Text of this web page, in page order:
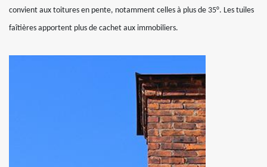
convient aux toitures en pente, notamment celles à plus de 35°. Les tuiles
faîtières apportent plus de cachet aux immobiliers.